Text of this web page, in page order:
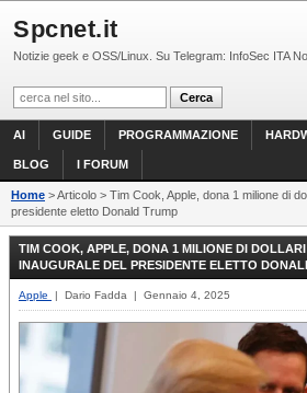
Spcnet.it
Notizie geek e OSS/Linux. Su Telegram: InfoSec ITA
AI GUIDE PROGRAMMAZIONE
BLOG I FORUM
Home > Articolo > Tim Cook, Apple, dona 1 milione di
presidente eletto Donald Trump
TIM COOK, APPLE, DONA 1 MILIONE DI
INAUGURALE DEL PRESIDENTE ELETTO
Apple | Dario Fadda | Gennaio 4, 2025